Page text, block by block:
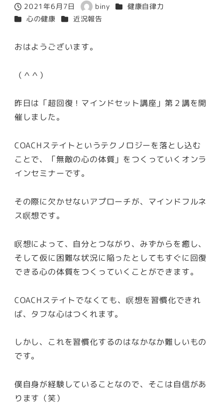
投稿日
2021年6月7日
著
者
biny カテゴリー
健康自律力
カテゴリー
心の健康 カテゴリー
近況報告
おはようございます。
（＾＾）
昨日は「超回復！マインドセット講座」第２講を開
催しました。
COACHステイトというテクノロジーを落とし込む
ことで、「無敵の心の体質」をつくっていくオンラ
インセミナーです。
その際に欠かせないアプローチが、マインドフルネ
ス瞑想です。
瞑想によって、自分とつながり、みずからを癒し、
そして仮に困難な状況に陥ったとしてもすぐに回復
できる心の体質をつくっていくことができます。
COACHステイトでなくても、瞑想を習慣化できれ
ば、タフな心はつくれます。
しかし、これを習慣化するのはなかなか難しいもの
です。
僕自身が経験していることなので、そこは自信があ
ります（笑）